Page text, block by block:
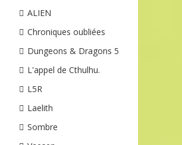
ALIEN
Chroniques oubliées
Dungeons & Dragons 5
L'appel de Cthulhu.
L5R
Laelith
Sombre